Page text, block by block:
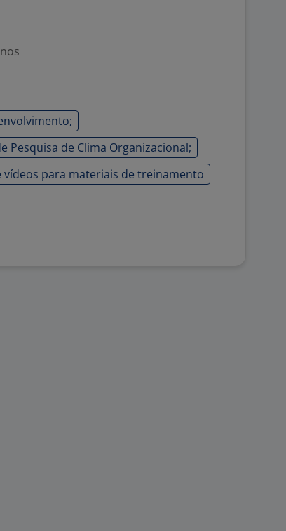
Pesquisa de Clima Organizacional;
para materiais de treinamento